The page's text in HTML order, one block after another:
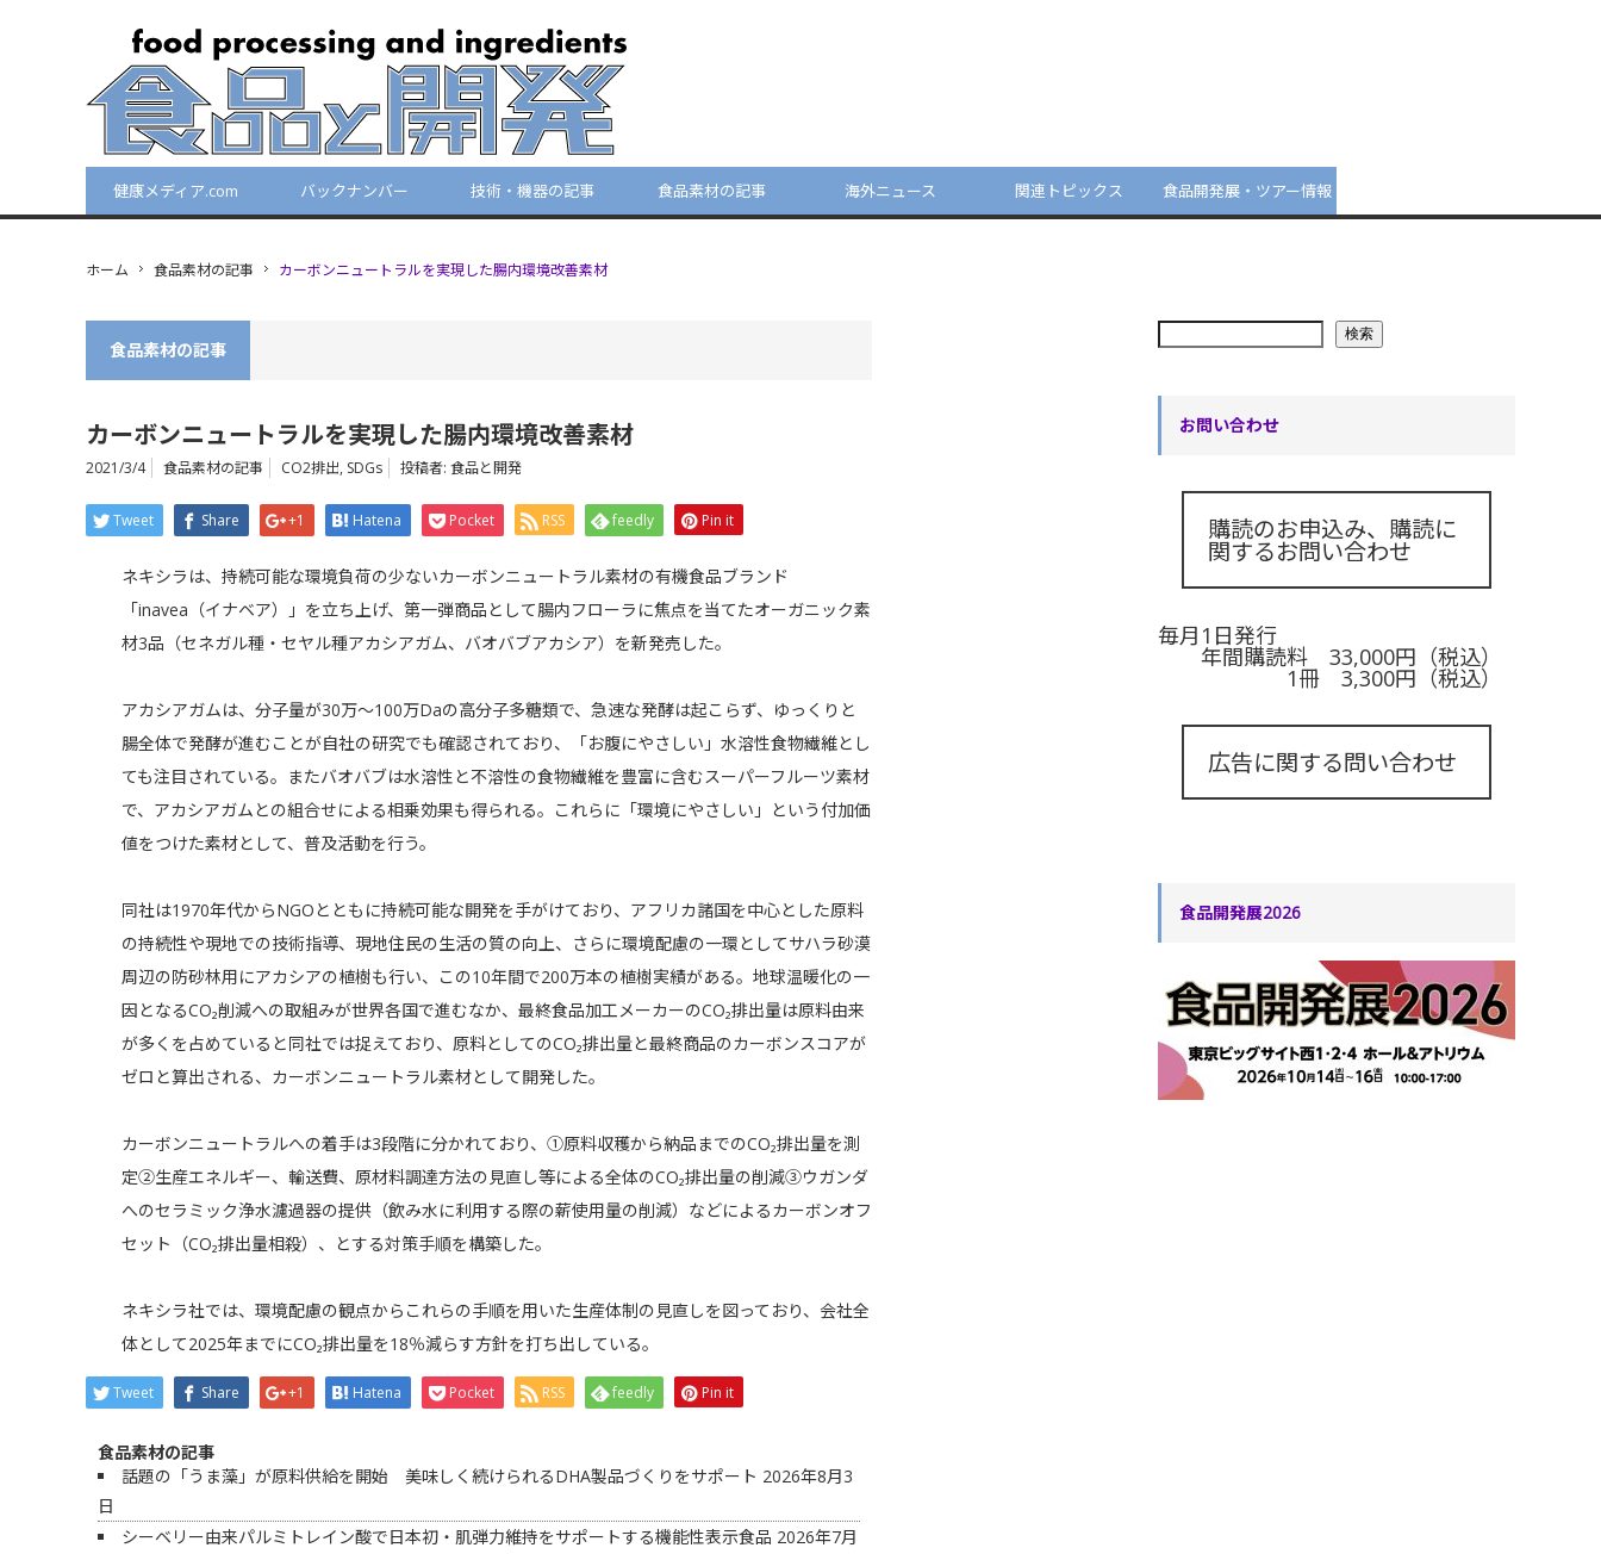
健康メディア.com バックナンバー 技術・機器の記事 食品素材の記事 海外ニュース 関連トピックス 食品開発展・ツアー情報
ホーム 食品素材の記事 カーボンニュートラルを実現した腸内環境改善素材
食品素材の記事
カーボンニュートラルを実現した腸内環境改善素材
2021/3/4 食品素材の記事 CO2排出, SDGs 投稿者: 食品と開発
Tweet Share +1 Hatena Pocket RSS feedly Pin it
ネキシラは、持続可能な環境負荷の少ないカーボンニュートラル素材の有機食品ブランド
「inavea（イナベア）」を立ち上げ、第一弾商品として腸内フローラに焦点を当てたオーガニック素
材3品（セネガル種・セヤル種アカシアガム、バオバブアカシア）を新発売した。
アカシアガムは、分子量が30万～100万Daの高分子多糖類で、急速な発酵は起こらず、ゆっくりと
腸全体で発酵が進むことが自社の研究でも確認されており、「お腹にやさしい」水溶性食物繊維とし
ても注目されている。またバオバブは水溶性と不溶性の食物繊維を豊富に含むスーパーフルーツ素材
で、アカシアガムとの組合せによる相乗効果も得られる。これらに「環境にやさしい」という付加価
値をつけた素材として、普及活動を行う。
同社は1970年代からNGOとともに持続可能な開発を手がけており、アフリカ諸国を中心とした原料
の持続性や現地での技術指導、現地住民の生活の質の向上、さらに環境配慮の一環としてサハラ砂漠
周辺の防砂林用にアカシアの植樹も行い、この10年間で200万本の植樹実績がある。地球温暖化の一
因となるCO₂削減への取組みが世界各国で進むなか、最終食品加工メーカーのCO₂排出量は原料由来
が多くを占めていると同社では捉えており、原料としてのCO₂排出量と最終商品のカーボンスコアが
ゼロと算出される、カーボンニュートラル素材として開発した。
カーボンニュートラルへの着手は3段階に分かれており、①原料収穫から納品までのCO₂排出量を測
定②生産エネルギー、輸送費、原材料調達方法の見直し等による全体のCO₂排出量の削減③ウガンダ
へのセラミック浄水濾過器の提供（飲み水に利用する際の薪使用量の削減）などによるカーボンオフ
セット（CO₂排出量相殺）、とする対策手順を構築した。
ネキシラ社では、環境配慮の観点からこれらの手順を用いた生産体制の見直しを図っており、会社全
体として2025年までにCO₂排出量を18％減らす方針を打ち出している。
Tweet Share +1 Hatena Pocket RSS feedly Pin it
食品素材の記事
話題の「うま藻」が原料供給を開始 美味しく続けられるDHA製品づくりをサポート 2026年8月3
日
シーベリー由来パルミトレイン酸で日本初・肌弾力維持をサポートする機能性表示食品 2026年7月
検索
お問い合わせ
購読のお申込み、購読に
関するお問い合わせ
毎月1日発行
年間購読料 33,000円（税込）
1冊 3,300円（税込）
広告に関する問い合わせ
食品開発展2026